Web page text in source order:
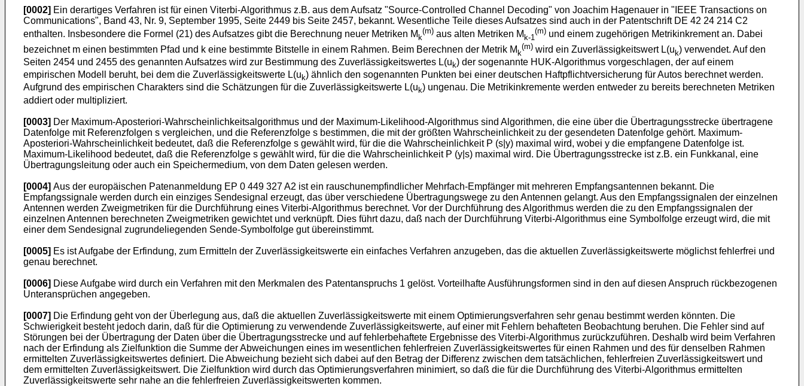
[0002] Ein derartiges Verfahren ist für einen Viterbi-Algorithmus z.B. aus dem Aufsatz "Source-Controlled Channel Decoding" von Joachim Hagenauer in "IEEE Transactions on
Communications", Band 43, Nr. 9, September 1995, Seite 2449 bis Seite 2457, bekannt. Wesentliche Teile dieses Aufsatzes sind auch in der Patentschrift DE 42 24 214 C2
enthalten. Insbesondere die Formel (21) des Aufsatzes gibt die Berechnung neuer Metriken Mk
(m) aus alten Metriken Mk-1
(m) und einem zugehörigen Metrikinkrement an. Dabei
bezeichnet m einen bestimmten Pfad und k eine bestimmte Bitstelle in einem Rahmen. Beim Berechnen der Metrik Mk
(m) wird ein Zuverlässigkeitswert L(uk) verwendet. Auf den
Seiten 2454 und 2455 des genannten Aufsatzes wird zur Bestimmung des Zuverlässigkeitswertes L(u k) der sogenannte HUK-Algorithmus vorgeschlagen, der auf einem
empirischen Modell beruht, bei dem die Zuverlässigkeitswerte L(u k) ähnlich den sogenannten Punkten bei einer deutschen Haftpflichtversicherung für Autos berechnet werden.
Aufgrund des empirischen Charakters sind die Schätzungen für die Zuverlässigkeitswerte L(u k) ungenau. Die Metrikinkremente werden entweder zu bereits berechneten Metriken
addiert oder multipliziert.
[0003] Der Maximum-Aposteriori-Wahrscheinlichkeitsalgorithmus und der Maximum-Likelihood-Algorithmus sind Algorithmen, die eine über die Übertragungsstrecke übertragene
Datenfolge mit Referenzfolgen s vergleichen, und die Referenzfolge s bestimmen, die mit der größten Wahrscheinlichkeit zu der gesendeten Datenfolge gehört. Maximum-
Aposteriori-Wahrscheinlichkeit bedeutet, daß die Referenzfolge s gewählt wird, für die die Wahrscheinlichkeit P (s|y) maximal wird, wobei y die empfangene Datenfolge ist.
Maximum-Likelihood bedeutet, daß die Referenzfolge s gewählt wird, für die die Wahrscheinlichkeit P (y|s) maximal wird. Die Übertragungsstrecke ist z.B. ein Funkkanal, eine
Übertragungsleitung oder auch ein Speichermedium, von dem Daten gelesen werden.
[0004] Aus der europäischen Patenanmeldung EP 0 449 327 A2 ist ein rauschunempfindlicher Mehrfach-Empfänger mit mehreren Empfangsantennen bekannt. Die
Empfangssignale werden durch ein einziges Sendesignal erzeugt, das über verschiedene Übertragungswege zu den Antennen gelangt. Aus den Empfangssignalen der einzelnen
Antennen werden Zweigmetriken für die Durchführung eines Viterbi-Algorithmus berechnet. Vor der Durchführung des Algorithmus werden die zu den Empfangssignalen der
einzelnen Antennen berechneten Zweigmetriken gewichtet und verknüpft. Dies führt dazu, daß nach der Durchführung Viterbi-Algorithmus eine Symbolfolge erzeugt wird, die mit
einer dem Sendesignal zugrundeliegenden Sende-Symbolfolge gut übereinstimmt.
[0005] Es ist Aufgabe der Erfindung, zum Ermitteln der Zuverlässigkeitswerte ein einfaches Verfahren anzugeben, das die aktuellen Zuverlässigkeitswerte möglichst fehlerfrei und
genau berechnet.
[0006] Diese Aufgabe wird durch ein Verfahren mit den Merkmalen des Patentanspruchs 1 gelöst. Vorteilhafte Ausführungsformen sind in den auf diesen Anspruch rückbezogenen
Unteransprüchen angegeben.
[0007] Die Erfindung geht von der Überlegung aus, daß die aktuellen Zuverlässigkeitswerte mit einem Optimierungsverfahren sehr genau bestimmt werden könnten. Die
Schwierigkeit besteht jedoch darin, daß für die Optimierung zu verwendende Zuverlässigkeitswerte, auf einer mit Fehlern behafteten Beobachtung beruhen. Die Fehler sind auf
Störungen bei der Übertragung der Daten über die Übertragungsstrecke und auf fehlerbehaftete Ergebnisse des Viterbi-Algorithmus zurückzuführen. Deshalb wird beim Verfahren
nach der Erfindung als Zielfunktion die Summe der Abweichungen eines im wesentlichen fehlerfreien Zuverlässigkeitswertes für einen Rahmen und des für denselben Rahmen
ermittelten Zuverlässigkeitswertes definiert. Die Abweichung bezieht sich dabei auf den Betrag der Differenz zwischen dem tatsächlichen, fehlerfreien Zuverlässigkeitswert und
dem ermittelten Zuverlässigkeitswert. Die Zielfunktion wird durch das Optimierungsverfahren minimiert, so daß die für die Durchführung des Viterbi-Algorithmus ermittelten
Zuverlässigkeitswerte sehr nahe an die fehlerfreien Zuverlässigkeitswerten kommen.